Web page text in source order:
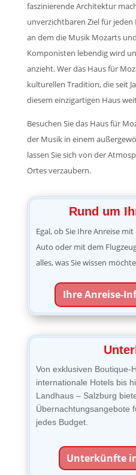
faszinierende Architektur
unverzichtbaren Ziel für
an dem die Musik Mozarts
Komponisten lebendig wird
anzieht. Wer das Haus für
kulturellen Tradition, die seit
diesem einzigartigen Haus
Besuchen Sie das Haus für
der Musik in einem
lassen Sie sich von der
Ortes verzaubern.
Rund um
Egal, ob Sie Ihre Anreise
Auto oder mit dem
alles, was Sie wissen
Ihre Anreise-
Von exklusiven Boutique-
internationale Hotels bis
Landhaus – Salzburg
Übernachtungsangebote
jedes Budget.
Unterkünfte